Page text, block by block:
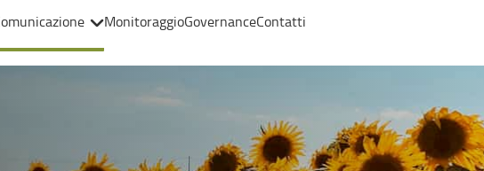
MonitoraggioGovernanceContatti